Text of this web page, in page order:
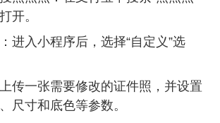
开。
进入小程序后，选择“自定义”选
传一张需要修改的证件照，并设置
尺寸和底色等参数。